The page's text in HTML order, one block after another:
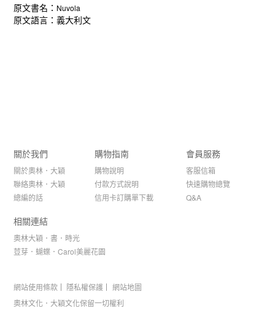
原文書名： Nuvola
原文語言：義大利文
關於我們
關於奧林．大穎
聯絡奧林．大穎
總編的話
購物指南
購物說明
付款方式說明
信用卡訂購單下載
會員服務
客服信箱
快速購物總覽
Q&A
相關連結
奧林大穎．書．時光
荳芽．蝴蝶．Carol美麗花園
奧林文化．大穎文化保留一切權利
網站使用條款 隱私權保護 網站地圖